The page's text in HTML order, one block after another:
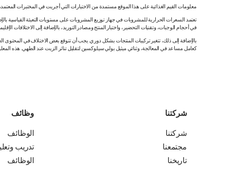
معلومات القيم الغذائية على هذا الموقع مستمدة من الاختبارات التي أجريت في المختبرات
تعتمد السعرات الحرارية للمشروبات في جهاز توزيع المشروبات على مستويات التعبئة القياسية
في أحجام الوجبات، وتقنيات التحضير، واختبار المنتج ومصادر التوريد، بالإضافة إلى الاختلافات
بالإضافة إلى ذلك، تتغير تركيبات المنتجات بشكل دوري. يجب أن تتوقع بعض الاختلاف في
كعامل مساعد في المعالجة، وثنائي ميثيل بولي سيلوكسين لتقليل تناثر الزيت عند الطهي. هذه المعلومات صحيحة
شركتنا
شركتنا
مجتمعنا
تاريخنا
وظائف
الوظائف
تدريب
الوظائف